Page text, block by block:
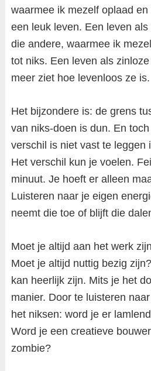
waarmee ik mezelf oplaad
een leuk leven. Een leven
die andere, waarmee ik
tot niks. Een leven als
meer ziet hoe levenloos ze is.
Het bijzondere is: de grens
van niks-doen is dun. En
verschil is niet vast te leggen
Het verschil kun je voelen.
minuut. Je hoeft er alleen
Luisteren naar je eigen
neemt die toe of blijft die
Moet je altijd aan het werk
Moet je altijd nuttig bezig
kan heerlijk zijn. Mits je het
manier. Door te luisteren
het niksen: word je er
Word je een creatieve
zombie?